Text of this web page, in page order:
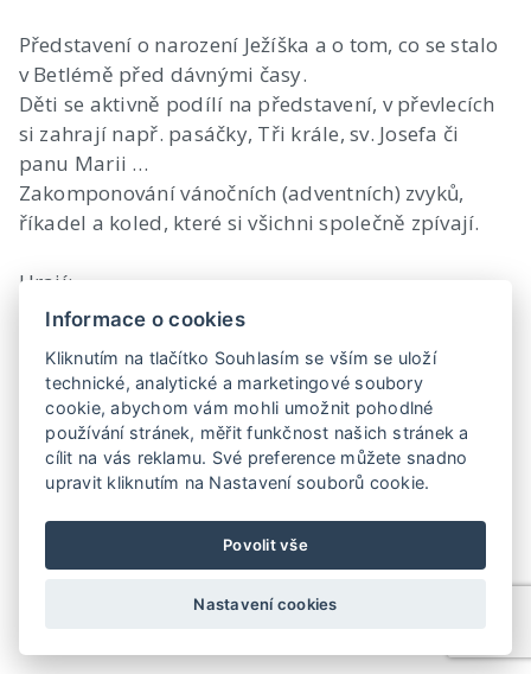
Představení o narození Ježíška a o tom, co se stalo
v Betlémě před dávnými časy.
Děti se aktivně podílí na představení, v převlecích
si zahrají např. pasáčky, Tři krále, sv. Josefa či
panu Marii …
Zakomponování vánočních (adventních) zvyků,
říkadel a koled, které si všichni společně zpívají.
Hrají:
Eva Hrušková a dále v alternacích Kateřina
či Vladislav Rotta.
Autorem doprovodné scénické hudby je známý
hudební skladatel Jaromír Klempíř.
Délka: 50 minut
ARS - umělecká agentura2016. All rights reserved. Vytvořilo
Informace o cookies
Kliknutím na tlačítko Souhlasím se vším se uloží
technické, analytické a marketingové soubory
cookie, abychom vám mohli umožnit pohodlné
používání stránek, měřit funkčnost našich stránek a
cílit na vás reklamu. Své preference můžete snadno
upravit kliknutím na Nastavení souborů cookie.
Povolit vše
Nastavení cookies